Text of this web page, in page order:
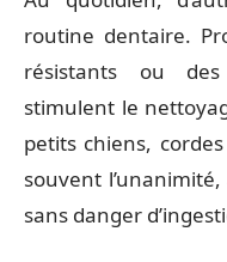
routine dentaire.
résistants ou
stimulent le
petits chiens,
souvent
sans danger